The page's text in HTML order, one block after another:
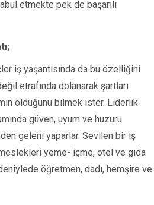
etmekte pek de başarılı
iş yaşantısında da bu özelliğini
etrafında dolanarak şartları
olduğunu bilmek ister. Liderlik
güven, uyum ve huzuru
geleni yaparlar. Sevilen bir iş
yeme- içme, otel ve gıda
öğretmen, dadı, hemşire ve